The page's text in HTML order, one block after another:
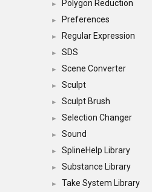
► Polygon Reduction
► Preferences
► Regular Expression
► SDS
► Scene Converter
► Sculpt
► Sculpt Brush
► Selection Changer
► Sound
► SplineHelp Library
► Substance Library
► Take System Library